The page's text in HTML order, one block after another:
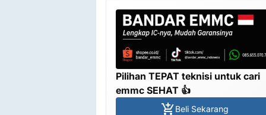
Pilihan TEPAT teknisi untuk cari
emmc SEHAT 👍
Beli Sekarang